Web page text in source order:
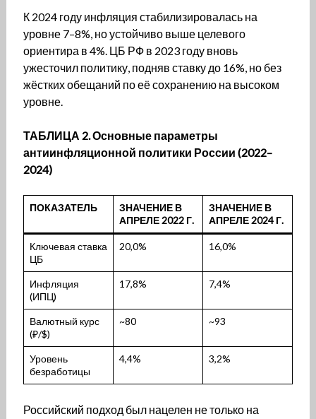
К 2024 году инфляция стабилизировалась на
уровне 7–8%, но устойчиво выше целевого
ориентира в 4%. ЦБ РФ в 2023 году вновь
ужесточил политику, подняв ставку до 16%, но без
жёстких обещаний по её сохранению на высоком
уровне.
ТАБЛИЦА 2. Основные параметры
антиинфляционной политики России (2022–
2024)
ПОКАЗАТЕЛЬ
ЗНАЧЕНИЕ В
АПРЕЛЕ 2022 Г.
ЗНАЧЕНИЕ В
АПРЕЛЕ 2024 Г.
Ключевая ставка
ЦБ
20,0% 16,0%
Инфляция
(ИПЦ)
17,8% 7,4%
Валютный курс
(₽/$)
~80 ~93
Уровень
безработицы
4,4% 3,2%
Российский подход был нацелен не только на